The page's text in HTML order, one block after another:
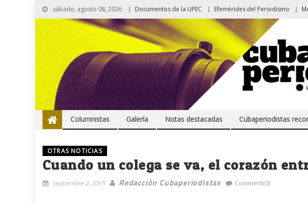
sábado, agosto 08, 2026 Documentos de la UPEC Efemérides del Periodismo
Columnistas Galería Notas destacadas Cubaperiodistas
OTRAS NOTICIAS
Cuando un colega se va, el corazón
septiembre 2, 2015 Redacción Cubaperiodistas Comment(0)